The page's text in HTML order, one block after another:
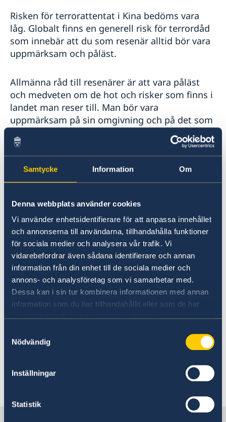
Samtycke Information Om
Denna webbplats använder cookies
Vi använder enhetsidentifierare för att anpassa innehållet
och annonserna till användarna, tillhandahålla funktioner
för sociala medier och analysera vår trafik. Vi
vidarebefordrar även sådana identifierare och annan
information från din enhet till de sociala medier och
annons- och analysföretag som vi samarbetar med.
Dessa kan i sin tur kombinera informationen med annan
information som du har tillhandahållit eller som de har
Nödvändig
Inställningar
Statistik
Pass utomlands
Legaliseringar
Hjälp kring medborgarskap
Akut hjälp
Ambassadens reseinformation
Aktuella händelser
Allmänna säkerhetsläget
Terrorism
In- och utresebestämmelser
Hälso- och sjukvård
Lokala lagar och sedvänjor
Trafiksäkerhet
Kriminalitet och personlig säkerhet
Resa i landet
Kriser och katastrofer
Evakuering vid kriser och katastrofer
UD och ambassadernas krisberedskap
Försäkringsskydd
Risken för terrorattentat i Kina bedöms vara
låg. Globalt finns en generell risk för terrordåd
som innebär att du som resenär alltid bör vara
uppmärksam och påläst.
Allmänna råd till resenärer är att vara påläst
och medveten om de hot och risker som finns i
landet man reser till. Man bör vara
uppmärksam på sin omgivning och på det som
verkar udda eller avvikande i sammanhanget,
särskilt på platser med stora folksamlingar
som till exempel större evenemang, offentliga
platser, i och omkring offentliga byggnader, vid
turistattraktioner, på allmänna transportmedel,
sig informerad om situationen i landet och
noga följa de lokala myndigheternas
anvisningar i säkerhetsfrågor.
Terrorism och hot utomlands
gäller för alla länder. I vissa länder gäller
dessutom ytterligare villkor. Kontakta ansvarig
Läs mer